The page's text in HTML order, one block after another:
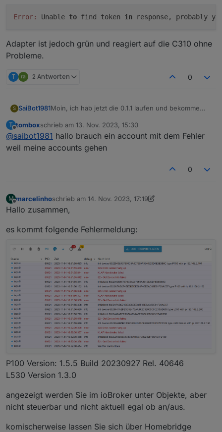
2023-11-12 17:45:44.423	info	Found 1
Error: Unable to find token in response, probably
Adapter ist jedoch grün und reagiert auf die C310 ohne
Probleme.
T 2 Antworten 0
S SaiBot1981Moin, ich hab jetzt die 0.1.1 laufen und bekomme
Adapter ist jedoch grün und reagiert auf die C310
ohne Probleme.
T
Offline
tomboxschrieb am 13. Nov. 2023, 15:30
zuletzt editiert von
@saibot1981 hallo brauch ein account mit dem Fehler
weil meine accounts gehen
0
M
Offline
marcelinhoschrieb am 14. Nov. 2023, 17:19
zuletzt editiert von marcelinho
Hallo zusammen,
es kommt folgende Fehlermeldung:
P100 Version: 1.5.5 Build 20230927 Rel. 40646
L530 Version 1.3.0
angezeigt werden Sie im ioBroker unter Objekte, aber
nicht steuerbar und nicht aktuell egal ob an/aus.
komischerweise lassen Sie sich über Homebridge